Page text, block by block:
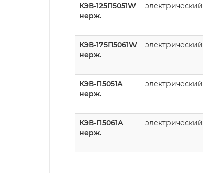
КЭВ-125П5051W
нерж.
электрический
КЭВ-175П5061W
нерж.
электрический
КЭВ-П5051А
нерж.
электрический
КЭВ-П5061А
нерж.
электрический